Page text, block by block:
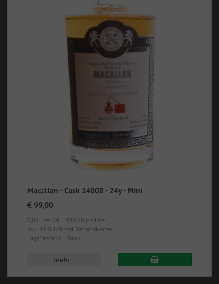
Macallan - Cask 14008 - 24y - Mini
€ 99,00
0,05 Liter / € 1.980,00 pro Liter
inkl. 19 % USt zzgl. Versandkosten
Lagerbestand 1 Stück
mehr...